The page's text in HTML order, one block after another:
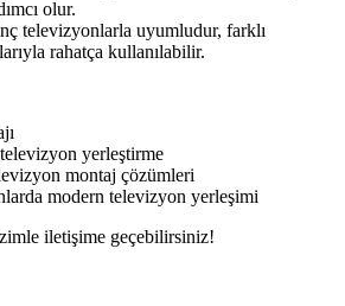
olur.
televizyonlarla uyumludur, farklı
rahatça kullanılabilir.
yerleştirme
montaj çözümleri
modern televizyon yerleşimi
iletişime geçebilirsiniz!